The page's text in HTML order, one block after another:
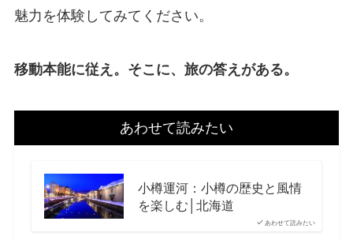
魅力を体験してみてください。
移動本能に従え。そこに、旅の答えがある。
あわせて読みたい
あわせて読みたい
小樽運河：小樽の歴史と風情
を楽しむ│北海道